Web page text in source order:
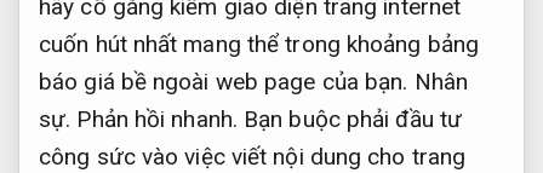
hãy cố gắng kiếm giao diện trang internet
cuốn hút nhất mang thể trong khoảng bảng
báo giá bề ngoài web page của bạn. Nhân
sự. Phản hồi nhanh. Bạn buộc phải đầu tư
công sức vào việc viết nội dung cho trang